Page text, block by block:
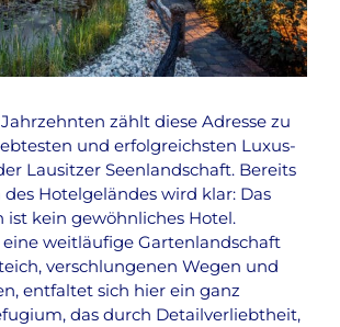
zählt diese Adresse zu
und erfolgreichsten Luxus-
Lausitzer Seenlandschaft. Bereits
Hotelgeländes wird klar: Das
ist kein gewöhnliches Hotel.
weitläufige Gartenlandschaft
verschlungenen Wegen und
entfaltet sich hier ein ganz
das durch Detailverliebtheit,